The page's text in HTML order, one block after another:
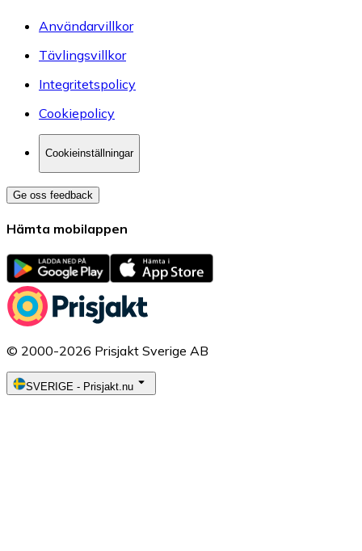
Användarvillkor
Tävlingsvillkor
Integritetspolicy
Cookiepolicy
Cookieinställningar
Ge oss feedback
Hämta mobilappen
© 2000-2026 Prisjakt Sverige AB
SVERIGE - Prisjakt.nu